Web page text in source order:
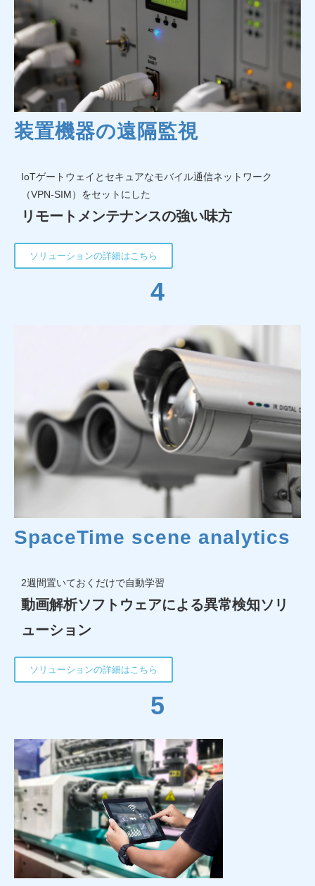
装置機器の遠隔監視
IoTゲートウェイとセキュアなモバイル通信ネットワーク
（VPN-SIM）をセットにした
リモートメンテナンスの強い味方
ソリューションの詳細はこちら
4
SpaceTime scene analytics
2週間置いておくだけで自動学習
動画解析ソフトウェアによる異常検知ソリ
ューション
ソリューションの詳細はこちら
5